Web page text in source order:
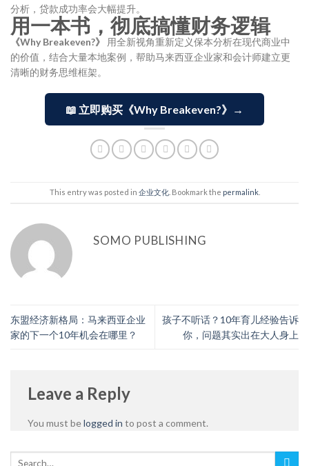
分析，贷款成功率会大幅提升。
用一本书，彻底搞懂财务逻辑
《Why Breakeven?》
用全新视角重新定义保本分析在现代商业中
的价值，结合大量本地案例，帮助马来西亚企业家和会计师建立更
清晰的财务思维框架。
📖 立即购买《Why Breakeven?》→
This entry was posted in 企业文化. Bookmark the permalink.
SOMO PUBLISHING
东盟经济新格局：马来西亚企业
家的下一个10年机会在哪里？
孩子不听话？10年育儿经验告诉
你，问题其实出在大人身上
Leave a Reply
You must belogged in to post a comment.